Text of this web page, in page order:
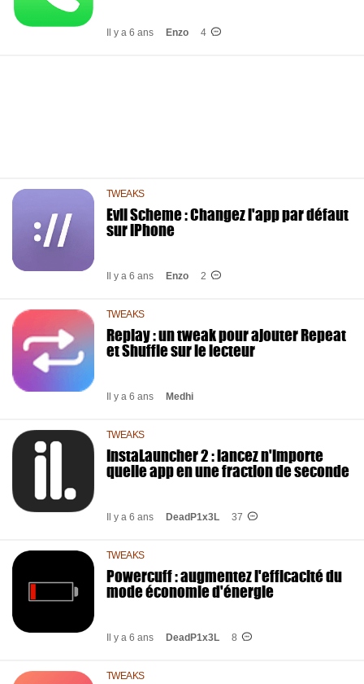
Il y a 6 ans Enzo 4
TWEAKS
Evil Scheme : Changez l'app par défaut
sur iPhone
Il y a 6 ans Enzo 2
TWEAKS
Replay : un tweak pour ajouter Repeat
et Shuffle sur le lecteur
Il y a 6 ans Medhi
TWEAKS
InstaLauncher 2 : lancez n'importe
quelle app en une fraction de seconde
Il y a 6 ans DeadP1x3L 37
TWEAKS
Powercuff : augmentez l'efficacité du
mode économie d'énergie
Il y a 6 ans DeadP1x3L 8
TWEAKS